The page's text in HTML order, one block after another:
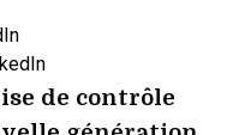
de contrôle